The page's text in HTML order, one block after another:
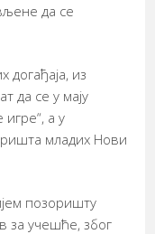
да се
догађаја, из
да се у мају
а у
младих Нови
позоришту
за учешће, због